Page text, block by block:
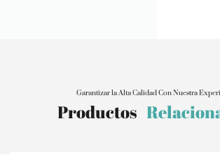
Garantizar la Alta Calidad Con Nuestra
Productos